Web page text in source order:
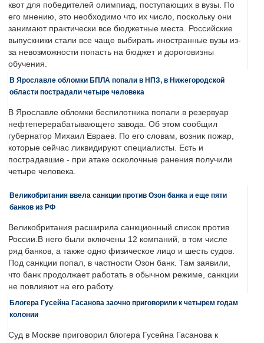
квот для победителей олимпиад, поступающих в вузы. По
его мнению, это необходимо что их число, поскольку они
занимают практически все бюджетные места. Российские
выпускники стали все чаще выбирать иностранные вузы из-
за невозможности попасть на бюджет и дороговизны
обучения.
В Ярославле обломки БПЛА попали в НПЗ, в Нижегородской
области пострадали четыре человека
В Ярославле обломки беспилотника попали в резервуар
нефтеперерабатывающего завода. Об этом сообщил
губернатор Михаил Евраев. По его словам, возник пожар,
которые сейчас ликвидируют специалисты. Есть и
пострадавшие - при атаке осколочные ранения получили
четыре человека.
Великобритания ввела санкции против Озон банка и еще пяти
банков из РФ
Великобритания расширила санкционный список против
России.В него были включены 12 компаний, в том числе
ряд банков, а также одно физическое лицо и шесть судов.
Под санкции попал, в частности Озон банк. Там заявили,
что банк продолжает работать в обычном режиме, санкции
не повлияют на его работу.
Блогера Гусейна Гасанова заочно приговорили к четырем годам
колонии
Суд в Москве приговорил блогера Гусейна Гасанова к